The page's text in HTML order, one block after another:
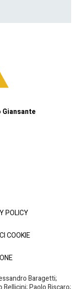
POLICY
COOKIE
Baragetti;